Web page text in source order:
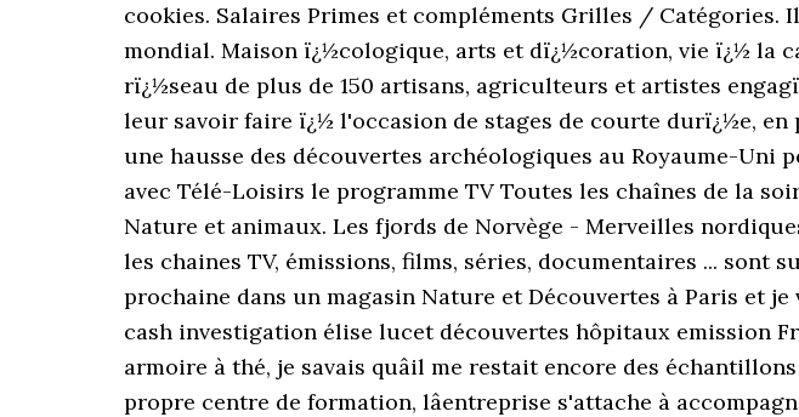
cookies. Salaires Primes et compléments Grilles / Catégories.
mondial. Maison ï¿½cologique, arts et dï¿½coration, vie ï¿½ la
rï¿½seau de plus de 150 artisans, agriculteurs et artistes
leur savoir faire ï¿½ l'occasion de stages de courte durï¿½e,
une hausse des découvertes archéologiques au Royaume-Uni
avec Télé-Loisirs le programme TV Toutes les chaînes de la
Nature et animaux. Les fjords de Norvège - Merveilles
les chaines TV, émissions, films, séries, documentaires ...
prochaine dans un magasin Nature et Découvertes à Paris et
cash investigation élise lucet découvertes hôpitaux emission
armoire à thé, je savais quâil me restait encore des
propre centre de formation, lâentreprise s'attache à